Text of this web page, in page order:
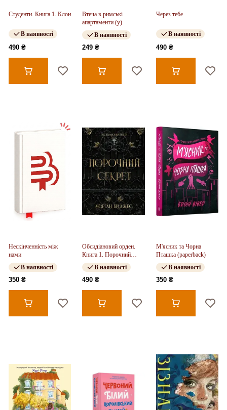
Студенти. Книга 1. Клон
В наявності
490 ₴
Втеча в римські
апартаменти (у)
В наявності
249 ₴
Через тебе
В наявності
490 ₴
Нескінченність між
нами
В наявності
350 ₴
Обсидіановий орден.
Книга 1. Порочний
секрет (у)
В наявності
490 ₴
М'ясник та Чорна
Пташка (paperback)
В наявності
350 ₴